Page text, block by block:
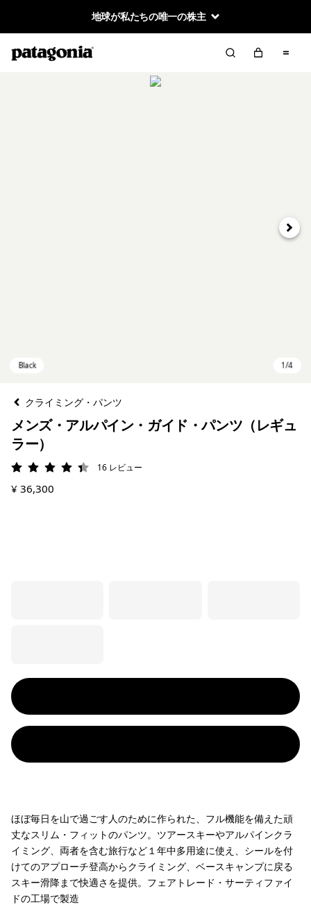
地球が私たちの唯一の株主
次へ
クライミング・パンツ
メンズ・アルパイン・ガイド・パンツ（レギュ
ラー）
評価: 4.4 / 5
16 レビュー
¥ 36,300
ほぼ毎日を山で過ごす人のために作られた、フル機能を備えた頑
丈なスリム・フィットのパンツ。ツアースキーやアルパインクラ
イミング、両者を含む旅行など１年中多用途に使え、シールを付
けてのアプローチ登高からクライミング、ベースキャンプに戻る
スキー滑降まで快適さを提供。フェアトレード・サーティファイ
ドの工場で製造